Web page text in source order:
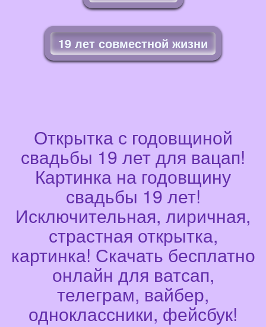
19 лет совместной жизни
Открытка с годовщиной
свадьбы 19 лет для вацап!
Картинка на годовщину
свадьбы 19 лет!
Исключительная, лиричная,
страстная открытка,
картинка! Скачать бесплатно
онлайн для ватсап,
телеграм, вайбер,
одноклассники, фейсбук!